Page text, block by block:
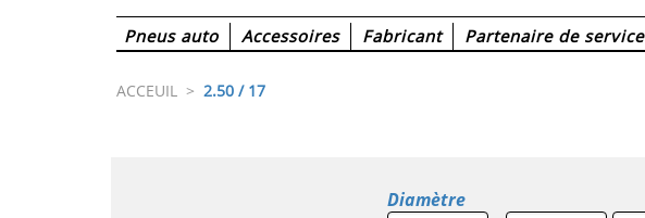
Pneus auto Accessoires Fabricant Partenaire de service
ACCEUIL > 2.50 / 17
Diamètre